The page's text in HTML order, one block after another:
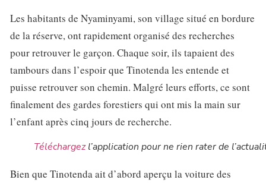
Les habitants de Nyaminyami, son village situé en bordure
de la réserve, ont rapidement organisé des recherches
pour retrouver le garçon. Chaque soir, ils tapaient des
tambours dans l’espoir que Tinotenda les entende et
puisse retrouver son chemin. Malgré leurs efforts, ce sont
finalement des gardes forestiers qui ont mis la main sur
l’enfant après cinq jours de recherche.
Téléchargezl’application pour ne rien rater de
Bien que Tinotenda ait d’abord aperçu la voiture des